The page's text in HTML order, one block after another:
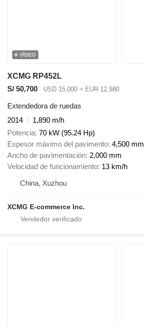
VÍDEO
XCMG RP452L
S/ 50,700
USD 15,000 ≈ EUR 12,980
Extendedora de ruedas
2014
1,890 m/h
Potencia 70 kW (95.24 Hp)
Espesor máximo del pavimento 4,500 mm
Ancho de pavimentación 2,000 mm
Velocidad de funcionamiento 13 km/h
China, Xuzhou
XCMG E-commerce Inc.